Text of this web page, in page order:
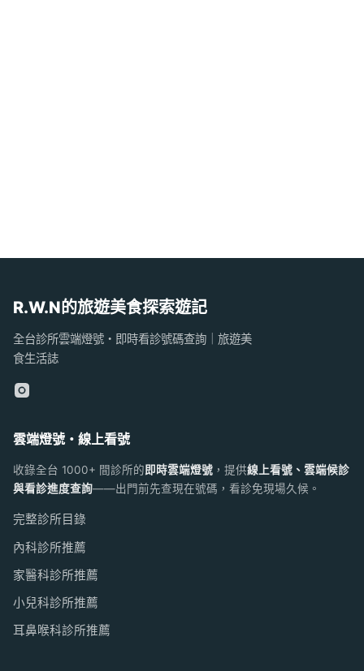
R.W.N的旅遊美食探索遊記
全台診所雲端燈號・即時看診號碼查詢｜旅遊美
食生活誌
雲端燈號・線上看號
收錄全台 1000+ 間診所的即時雲端燈號 ，提供線上看號、雲端候診
與看診進度查詢——出門前先查現在號碼，看診免現場久候。
完整診所目錄
內科診所推薦
家醫科診所推薦
小兒科診所推薦
耳鼻喉科診所推薦